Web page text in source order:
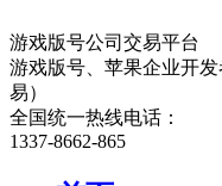
游戏版号公司交易平台
游戏版号、苹果企业开
易）
全国统一热线电话：
1337-8662-865